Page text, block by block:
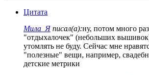
Цитата
Мила_Я писал(а):ну, потом много
"отдыхалочек" (небольших
утомлять не буду. Сейчас мне
"полезные" вещи, например,
детские метрики